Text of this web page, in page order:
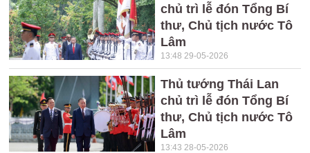
chủ trì lễ đón Tổng Bí
thư, Chủ tịch nước Tô
Lâm
13:48 29-05-2026
Thủ tướng Thái Lan
chủ trì lễ đón Tổng Bí
thư, Chủ tịch nước Tô
Lâm
13:43 28-05-2026